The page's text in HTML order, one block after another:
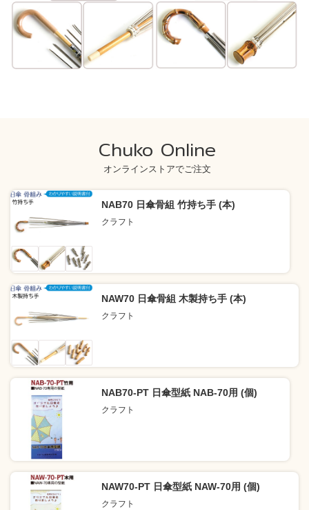
Chuko Online
オンラインストアでご注文
NAB70 日傘骨組 竹持ち手 (本)
クラフト
NAW70 日傘骨組 木製持ち手 (本)
クラフト
NAB70-PT 日傘型紙 NAB-70用 (個)
クラフト
NAW70-PT 日傘型紙 NAW-70用 (個)
クラフト